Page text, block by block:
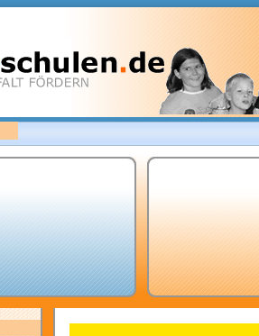
Unterrichtsmaterialien hoch.